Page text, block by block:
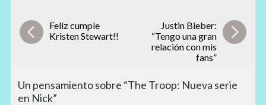
Feliz cumple
Kristen Stewart!!
Justin Bieber:
“Tengo una gran
relación con mis
fans”
Un pensamiento sobre “The Troop: Nueva serie
en Nick”